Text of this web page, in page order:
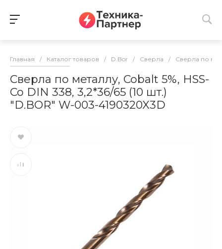
Главная / Каталог товаров / D.Bor / Сверла / Сверла по
Сверла по металлу, Cobalt 5%, HSS-
Co DIN 338, 3,2*36/65 (10 шт.)
"D.BOR" W-003-4190320X3D